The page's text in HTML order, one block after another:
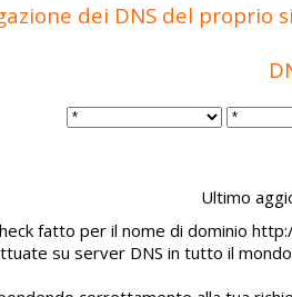
dei DNS del
Ultimo
fatto per il nome di dominio
su server DNS in tutto il